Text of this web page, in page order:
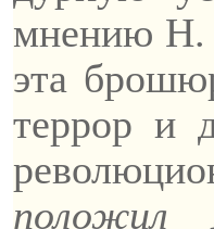
мнению Н.
эта
террор и
положил